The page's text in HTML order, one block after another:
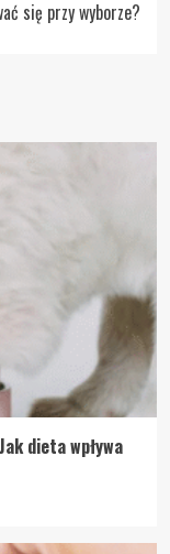
się przy wyborze?
dieta wpływa